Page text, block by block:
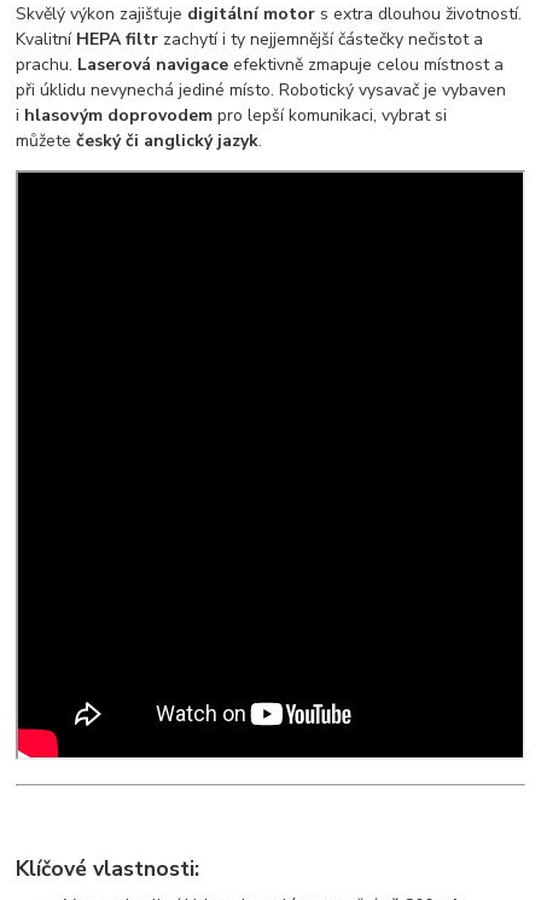
Skvělý výkon zajišťuje digitální motor s extra dlouhou životností.
Kvalitní HEPA filtr zachytí i ty nejjemnější částečky nečistot a
prachu. Laserová navigace efektivně zmapuje celou místnost a
při úklidu nevynechá jediné místo. Robotický vysavač je vybaven
i hlasovým doprovodem pro lepší komunikaci, vybrat si
můžetečeský či anglický jazyk.
Klíčové vlastnosti: